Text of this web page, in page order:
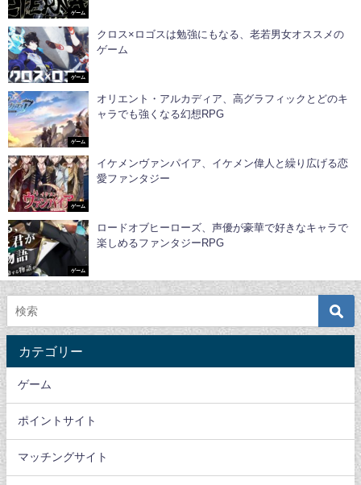
ゲーム
ゲーム
クロス×ロゴスは勉強にもなる、老若男女オススメの
ゲーム
ゲーム
オリエント・アルカディア、高グラフィックとどのキ
ャラでも強くなる幻想RPG
ゲーム
イケメンヴァンパイア、イケメン偉人と繰り広げる恋
愛ファンタジー
ゲーム
ロードオブヒーローズ、声優が豪華で好きなキャラで
楽しめるファンタジーRPG
カテゴリー
ゲーム
ポイントサイト
マッチングサイト